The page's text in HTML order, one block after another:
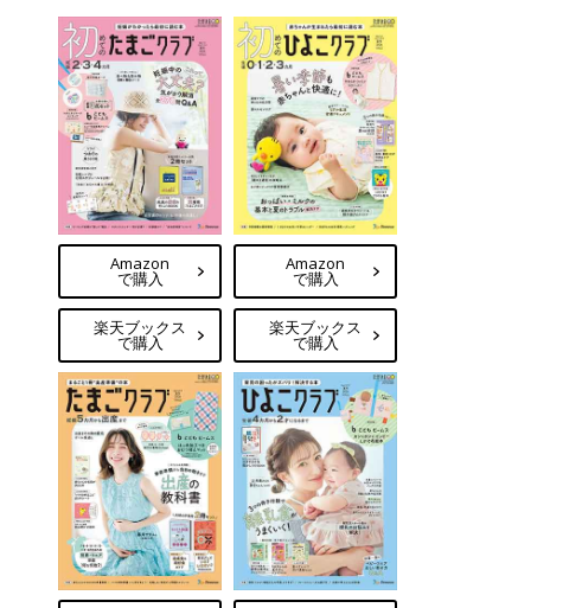
Amazon
で購入
楽天ブックス
で購入
Amazon
で購入
楽天ブックス
で購入